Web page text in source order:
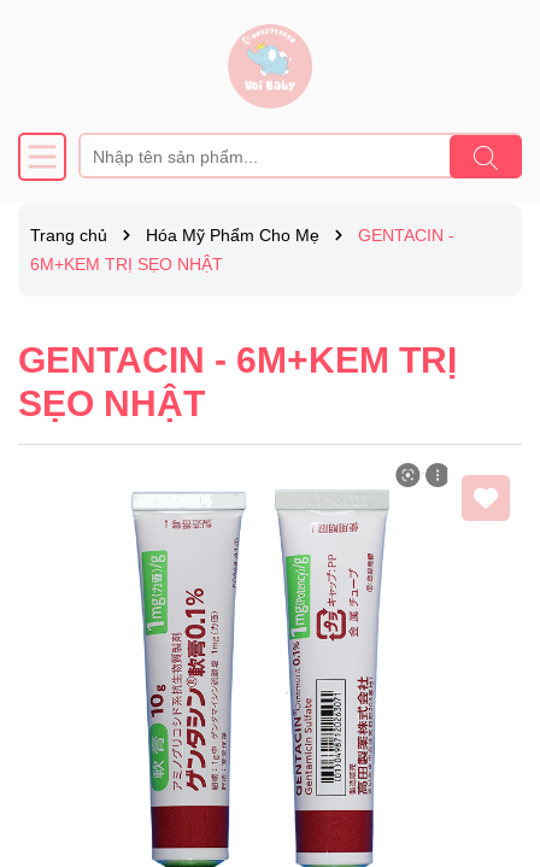
Trang chủ Hóa Mỹ Phẩm Cho Mẹ
GENTACIN -
6M+KEM TRỊ SẸO NHẬT
GENTACIN - 6M+KEM TRỊ
SẸO NHẬT